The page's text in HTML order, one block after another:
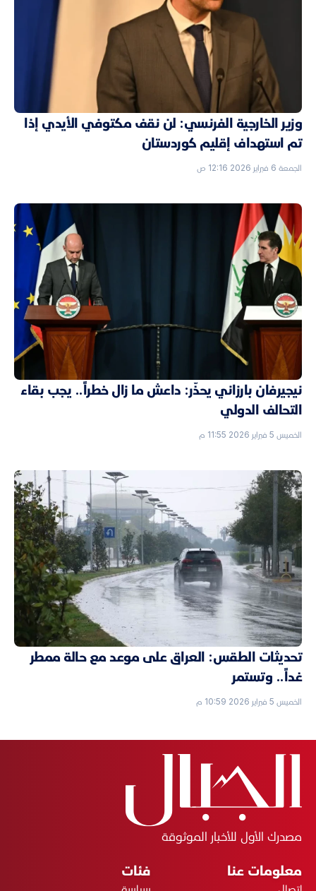
وزير الخارجية الفرنسي: لن نقف مكتوفي الأيدي إذا
تم استهداف إقليم كوردستان
الجمعة 6 فبراير 2026 12:16 ص
نيجيرفان بارزاني يحذّر: داعش ما زال خطراً.. يجب بقاء
التحالف الدولي
الخميس 5 فبراير 2026 11:55 م
تحديثات الطقس: العراق على موعد مع حالة ممطر
غداً.. وتستمر
الخميس 5 فبراير 2026 10:59 م
مصدرك الأول للأخبار الموثوقة
معلومات عنا فئات